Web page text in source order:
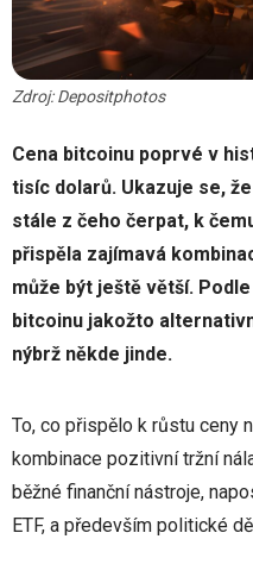
Zdroj: Depositphotos
Cena bitcoinu poprvé v
tisíc dolarů. Ukazuje se,
stále z čeho čerpat, k
přispěla zajímavá
může být ještě větší.
bitcoinu jakožto
nýbrž někde jinde.
To, co přispělo k růstu ceny
kombinace pozitivní tržní
běžné finanční nástroje,
ETF, a především politické